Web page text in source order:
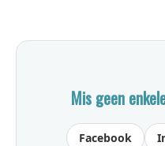
Mis geen
Facebook